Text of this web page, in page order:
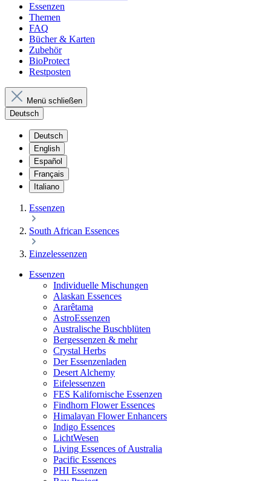
Essenzen
Themen
FAQ
Bücher & Karten
Zubehör
BioProtect
Restposten
Menü schließen
Deutsch
Deutsch
English
Español
Français
Italiano
Essenzen
South African Essences
Einzelessenzen
Essenzen
Individuelle Mischungen
Alaskan Essences
Ararêtama
AstroEssenzen
Australische Buschblüten
Bergessenzen & mehr
Crystal Herbs
Der Essenzenladen
Desert Alchemy
Eifelessenzen
FES Kalifornische Essenzen
Findhorn Flower Essences
Himalayan Flower Enhancers
Indigo Essences
LichtWesen
Living Essences of Australia
Pacific Essences
PHI Essenzen